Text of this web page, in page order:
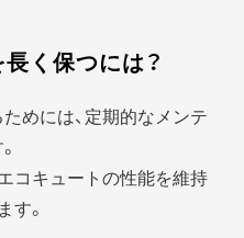
く保つには？
めには、定期的なメンテ
コキュートの性能を維持
す。